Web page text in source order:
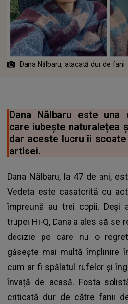
Dana Nălbaru, atacată dur de fani
Dana Nălbaru este una
care iubește naturalețea
dar aceste lucru îi
artisei.
Dana Nălbaru, la 47 de ani,
Vedeta este casatorită cu
împreună au trei copii. Deși
trupei Hi-Q, Dana a ales să se
decizie pe care nu o
găsește mai multă împlinire
cum ar fi spălatul rufelor și
învață de acasă. Fosta
criticată dur de către fanii